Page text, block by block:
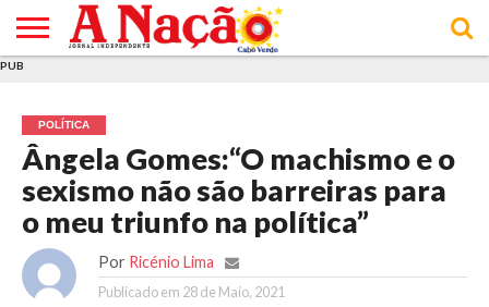
E DE
COOKIES
DE
UTILIZAÇÃO
PUB
POLÍTICA
Ângela Gomes:“O machismo e o
sexismo não são barreiras para
o meu triunfo na política”
Por Ricénio Lima
Publicado em 28 de Maio, 2021